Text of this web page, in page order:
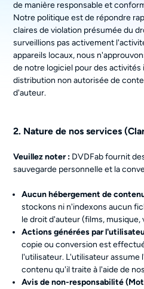
de manière responsable et
Notre politique est de répondre
claires de violation présumée du
surveillions pas activement
appareils locaux, nous
de notre logiciel pour des activités
distribution non autorisée de
d'auteur.
2. Nature de nos services
Veuillez noter : DVDFab fournit
sauvegarde personnelle et la
Aucun hébergement de
stockons ni n'indexons aucun
le droit d'auteur (films, musique,
Actions générées par
copie ou conversion est
l'utilisateur. L'utilisateur assume
contenu qu'il traite à l'aide de
Avis de non-responsabilité